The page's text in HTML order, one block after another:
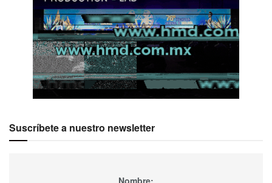
Suscríbete a nuestro newsletter